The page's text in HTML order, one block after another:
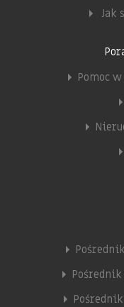
Jak
Pomoc